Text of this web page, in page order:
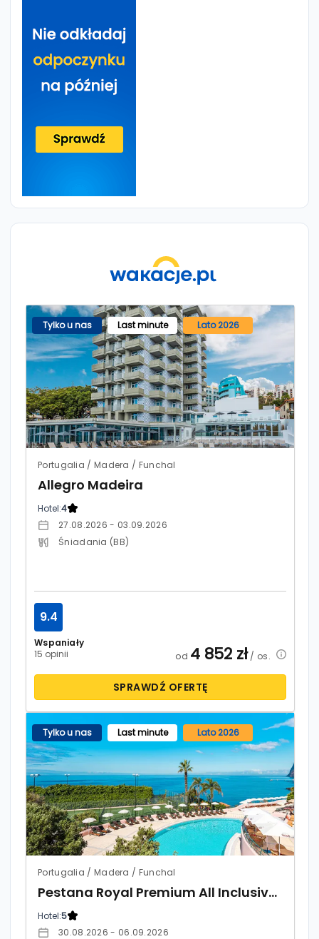
Tylko u nas Last minute Lato 2026
Portugalia / Madera / Funchal
Allegro Madeira
Hotel:4
27.08.2026 - 03.09.2026
Śniadania (BB)
Wspaniały
15 opinii
9.4
od 4 852 zł/ os.
SPRAWDŹ OFERTĘ
Tylko u nas Last minute Lato 2026
Portugalia / Madera / Funchal
Pestana Royal Premium All Inclusive Ocean & Spa
Hotel:5
30.08.2026 - 06.09.2026